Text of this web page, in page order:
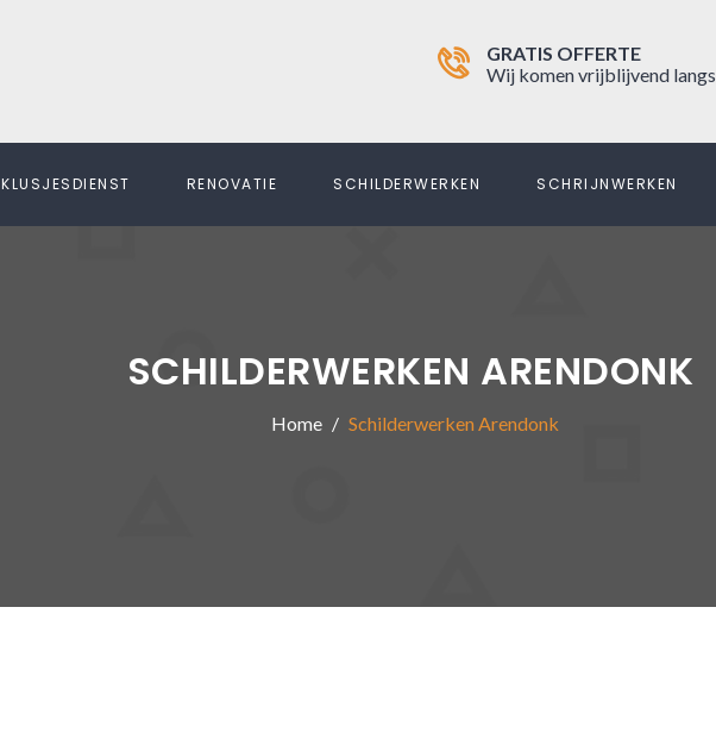
GRATIS OFFERTE
Wij komen vrijblijvend langs
KLUSJESDIENST RENOVATIE SCHILDERWERKEN SCHRIJNWERKEN
SCHILDERWERKEN ARENDONK
Home Schilderwerken Arendonk